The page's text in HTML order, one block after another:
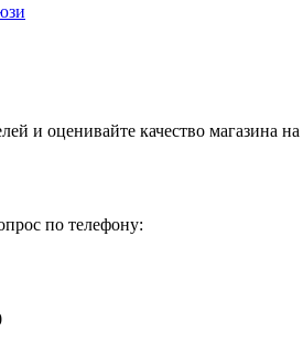
по телефону: